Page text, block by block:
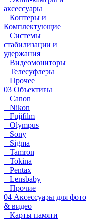
аксессуары
Коптеры и
Комплектующие
Системы
стабилизации и
удержания
Видеомониторы
Телесуфлеры
Прочее
03 Объективы
Canon
Nikon
Fujifilm
Olympus
Sony
Sigma
Tamron
Tokina
Pentax
Lensbaby
Прочие
04 Аксессуары для фото
& видео
Карты памяти